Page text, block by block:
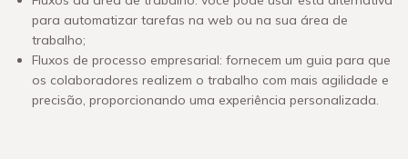
para automatizar tarefas na web ou na sua área de
trabalho;
Fluxos de processo empresarial: fornecem um guia para que
os colaboradores realizem o trabalho com mais agilidade e
precisão, proporcionando uma experiência personalizada.